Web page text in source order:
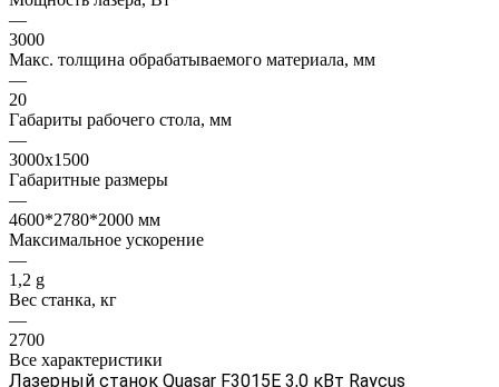
—
3000
Макс. толщина обрабатываемого материала, мм
—
20
Габариты рабочего стола, мм
—
3000х1500
Габаритные размеры
—
4600*2780*2000 мм
Максимальное ускорение
—
1,2 g
Вес станка, кг
—
2700
Все характеристики
Лазерный станок Quasar F3015E 3,0 кВт Raycus